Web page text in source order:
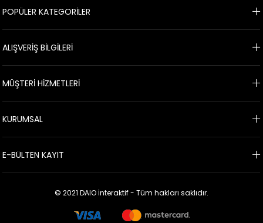
POPÜLER KATEGORİLER
ALIŞVERİŞ BİLGİLERİ
MÜŞTERİ HİZMETLERİ
KURUMSAL
E-BÜLTEN KAYIT
© 2021 DAIO İnteraktif - Tüm hakları saklıdır.